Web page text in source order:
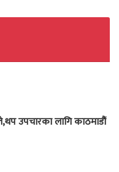
उपचारका लागि काठमाडौं